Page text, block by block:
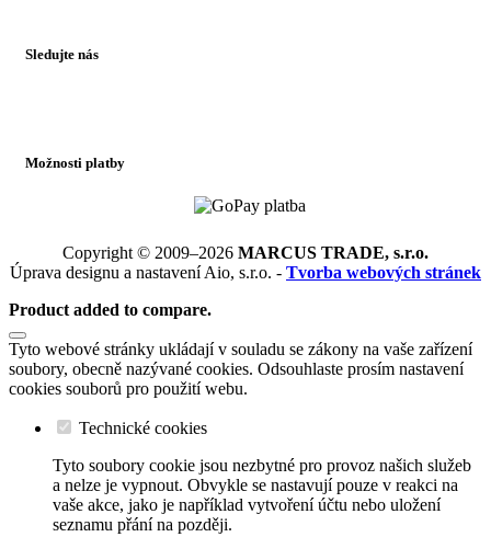
Sledujte nás
Možnosti platby
Copyright © 2009–2026 MARCUS TRADE, s.r.o.
Úprava designu a nastavení Aio, s.r.o. - Tvorba webových stránek
Product added to compare.
Tyto webové stránky ukládají v souladu se zákony na vaše zařízení
soubory, obecně nazývané cookies. Odsouhlaste prosím nastavení
cookies souborů pro použití webu.
Technické cookies
Tyto soubory cookie jsou nezbytné pro provoz našich služeb
a nelze je vypnout. Obvykle se nastavují pouze v reakci na
vaše akce, jako je například vytvoření účtu nebo uložení
seznamu přání na později.